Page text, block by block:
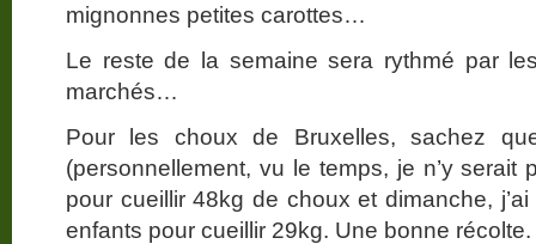
mignonnes petites carottes…
Le reste de la semaine sera rythmé par
marchés…
Pour les choux de Bruxelles, sachez
(personnellement, vu le temps, je n’y serait
pour cueillir 48kg de choux et dimanche,
enfants pour cueillir 29kg. Une bonne récolte.